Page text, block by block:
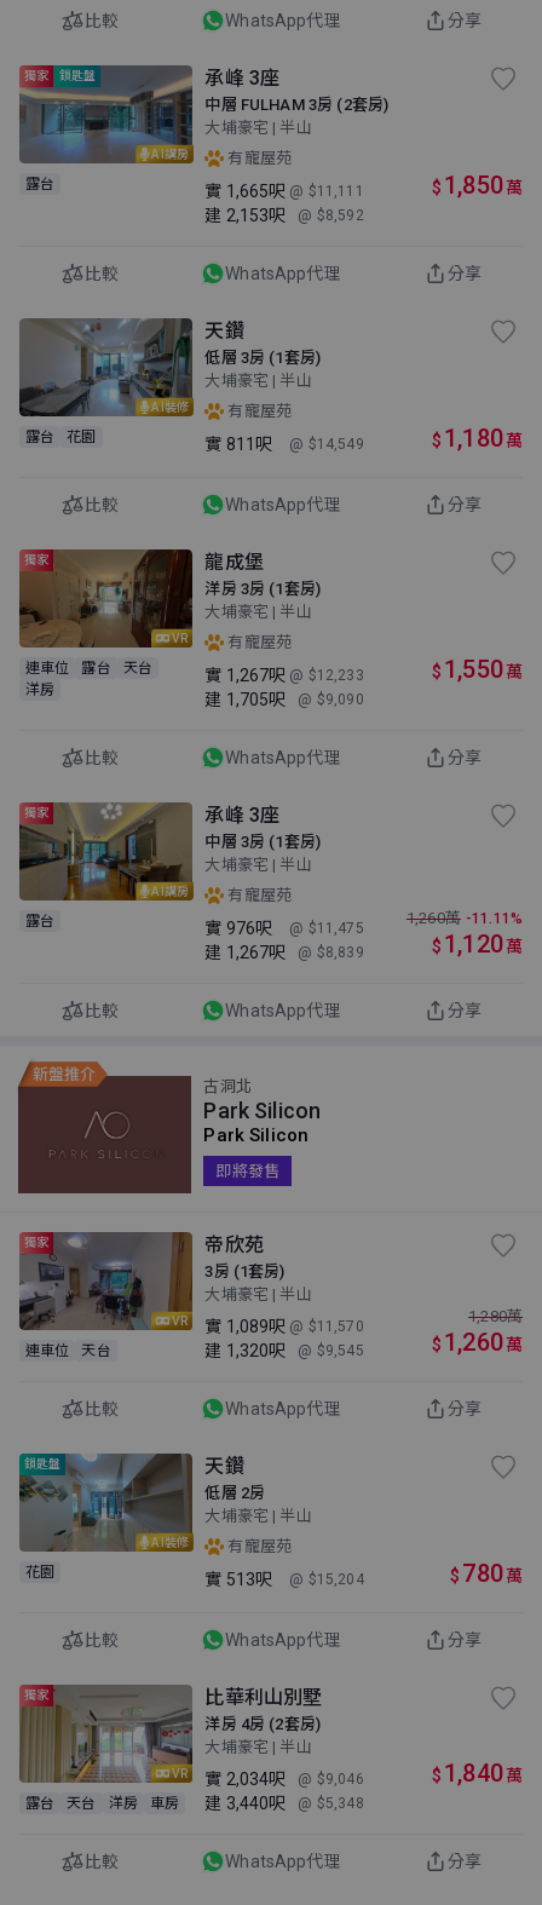
比較 WhatsApp代理 分享
AI講房
獨家 鎖匙盤
露台
承峰 3座
中層 FULHAM 3房 (2套房)
大埔豪宅 | 半山
有寵屋苑
實 1,665呎 @ $11,111
建 2,153呎 @ $8,592
$ 1,850萬
比較 WhatsApp代理 分享
AI裝修
露台 花園
天鑽
低層 3房 (1套房)
大埔豪宅 | 半山
有寵屋苑
實 811呎 @ $14,549 $ 1,180萬
比較 WhatsApp代理 分享
VR
獨家
連車位 露台
天台
洋房
龍成堡
洋房 3房 (1套房)
大埔豪宅 | 半山
有寵屋苑
實 1,267呎 @ $12,233
建 1,705呎 @ $9,090
$ 1,550萬
比較 WhatsApp代理 分享
AI講房
獨家
露台
承峰 3座
中層 3房 (1套房)
大埔豪宅 | 半山
有寵屋苑
實 976呎 @ $11,475
建 1,267呎 @ $8,839
1,260萬 -11.11%
$ 1,120萬
比較 WhatsApp代理 分享
古洞北
Park Silicon
Park Silicon
即將發售
VR
獨家
連車位 天台
帝欣苑
3房 (1套房)
大埔豪宅 | 半山
實 1,089呎 @ $11,570
建 1,320呎 @ $9,545
1,280萬
$ 1,260萬
比較 WhatsApp代理 分享
AI裝修
鎖匙盤
花園
天鑽
低層 2房
大埔豪宅 | 半山
有寵屋苑
實 513呎 @ $15,204 $ 780萬
比較 WhatsApp代理 分享
VR
獨家
露台 天台 洋房 車房
比華利山別墅
洋房 4房 (2套房)
大埔豪宅 | 半山
實 2,034呎 @ $9,046
建 3,440呎 @ $5,348
$ 1,840萬
比較 WhatsApp代理 分享